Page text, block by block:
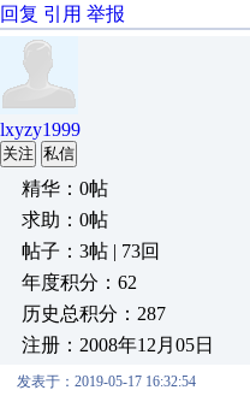
回复 引用 举报
lxyzy1999
关注 私信
精华：0帖
求助：0帖
帖子：3帖 | 73回
年度积分：62
历史总积分：287
注册：2008年12月05日
发表于：2019-05-17 16:32:54